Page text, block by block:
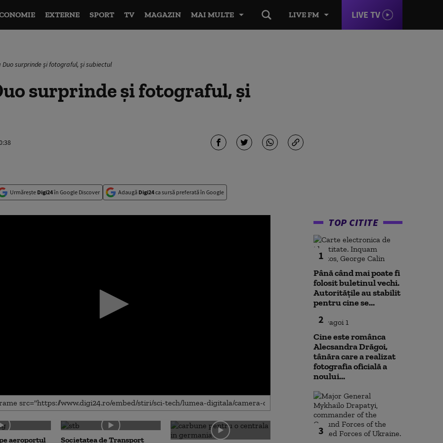
LIVE FM LIVE TV
EXTERNE SPORT TV MAGAZIN MAI MULTE
Duo surprinde și fotograful, și subiectul
surprinde și fotograful, și
Urmărește Digi24în Google Discover Adaugă Digi24ca sursă preferată în Google
aeroportul
Societatea de Transport
TOP CITITE
1
Până când mai poate fi
folosit buletinul vechi.
Autoritățile au stabilit
pentru cine se...
2
Cine este românca
Alecsandra Drăgoi,
tânăra care a realizat
fotografia oficială a
noului...
3